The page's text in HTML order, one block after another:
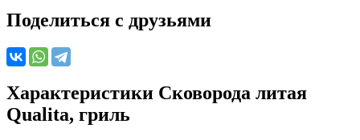
Поделиться с друзьями
Характеристики Сковорода литая
Qualita, гриль